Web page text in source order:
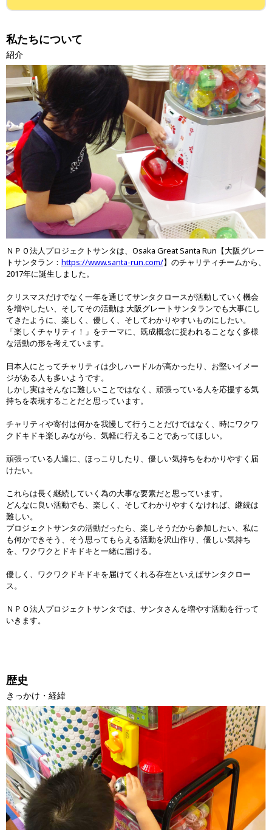
私たちについて
紹介
ＮＰＯ法人プロジェクトサンタは、Osaka Great Santa Run【大阪グレー
トサンタラン： https://www.santa-run.com/】のチャリティチームから、
2017年に誕生しました。
クリスマスだけでなく一年を通じてサンタクロースが活動していく機会
を増やしたい、そしてその活動は 大阪グレートサンタランでも大事にし
てきたように、楽しく、優しく、そしてわかりやすいものにしたい。
「楽しくチャリティ！」をテーマに、既成概念に捉われることなく多様
な活動の形を考えています。
日本人にとってチャリティは少しハードルが高かったり、お堅いイメー
ジがある人も多いようです。
しかし実はそんなに難しいことではなく、頑張っている人を応援する気
持ちを表現することだと思っています。
チャリティや寄付は何かを我慢して行うことだけではなく、時にワクワ
クドキドキ楽しみながら、気軽に行えることであってほしい。
頑張っている人達に、ほっこりしたり、優しい気持ちをわかりやすく届
けたい。
これらは長く継続していく為の大事な要素だと思っています。
どんなに良い活動でも、楽しく、そしてわかりやすくなければ、継続は
難しい。
プロジェクトサンタの活動だったら、楽しそうだから参加したい、私に
も何かできそう、そう思ってもらえる活動を沢山作り、優しい気持ち
を、ワクワクとドキドキと一緒に届ける。
優しく、ワクワクドキドキを届けてくれる存在といえばサンタクロー
ス。
ＮＰＯ法人プロジェクトサンタでは、サンタさんを増やす活動を行って
いきます。
歴史
きっかけ・経緯